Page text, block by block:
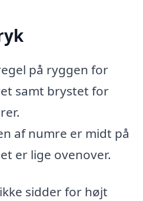
på ryggen for
samt brystet for
af numre er midt på
er lige ovenover.
sidder for højt